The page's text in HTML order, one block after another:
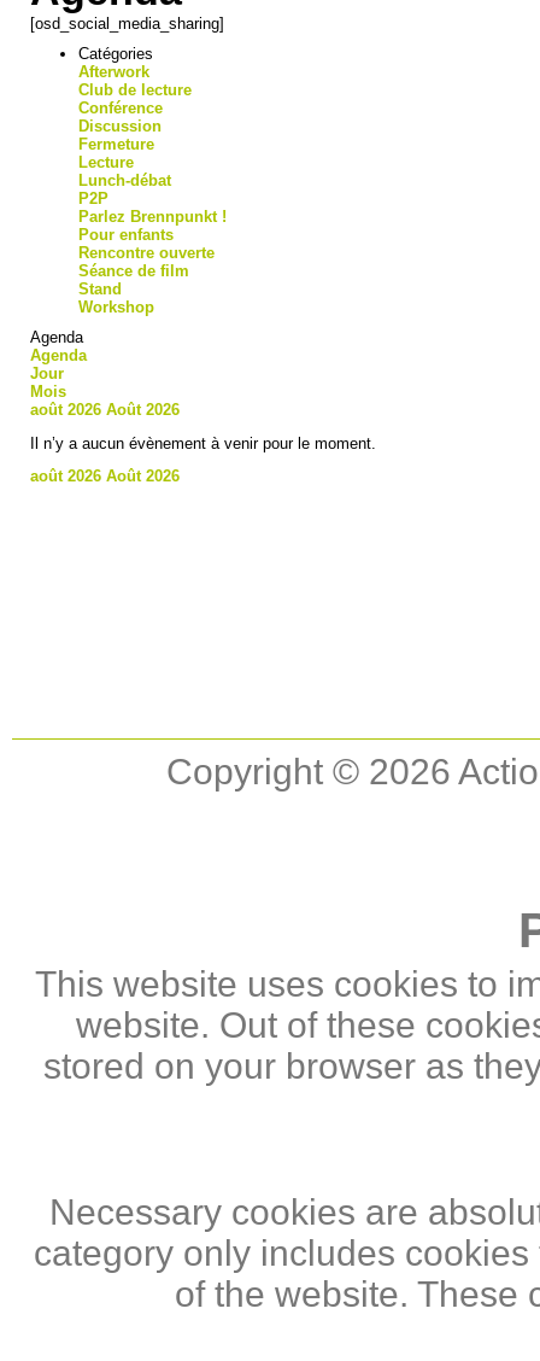
[osd_social_media_sharing]
Catégories
Afterwork
Club de lecture
Conférence
Discussion
Fermeture
Lecture
Lunch-débat
P2P
Parlez Brennpunkt !
Pour enfants
Rencontre ouverte
Séance de film
Stand
Workshop
Agenda
Agenda
Jour
Mois
août 2026 Août 2026
Il n’y a aucun évènement à venir pour le moment.
août 2026 Août 2026
Copyright © 2026
This website uses cookies to
website. Out of these
stored on your browser as
Necessary cookies are
category only includes
of the website. These